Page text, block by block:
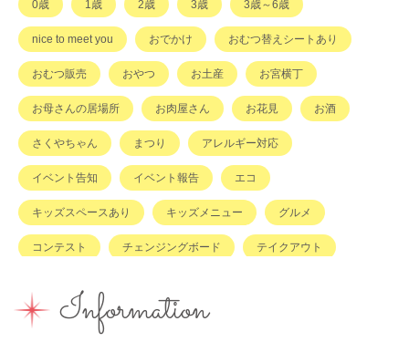
その他
0歳 1歳 2歳 3歳 3歳～6歳
nice to meet you おでかけ おむつ替えシートあり
おむつ販売 おやつ お土産 お宮横丁
お母さんの居場所 お肉屋さん お花見 お酒
さくやちゃん まつり アレルギー対応
イベント告知 イベント報告 エコ
キッズスペースあり キッズメニュー グルメ
コンテスト チェンジングボード テイクアウト
バーベキュー ベビーカーOK
Information